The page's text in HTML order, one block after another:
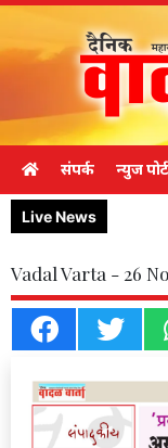
संपर्क न्युज
Live News
Vadal Varta - 26